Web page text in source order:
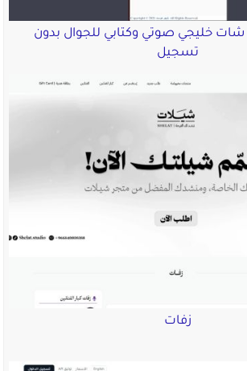
خليجي صوتي وكتابي للجوال بدون
تسجيل
زفات